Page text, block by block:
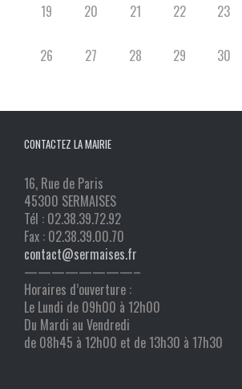
19 20 21 22 23
26 27 28 29 30
CONTACTEZ LA MAIRIE
16, Rue de Paris
45300 SERMAISES
Tél : 02.38.39.72.92
Fax : 02.38.39.00.70
contact@sermaises.fr
————————–
Horaires d’ouverture :
Le Lundi de 09h00 à 12h00
Du Mardi au Vendredi
de 08h45 à 12h00 et de 13h30 à 17h30